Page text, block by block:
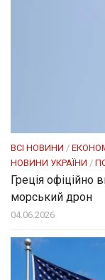
ВСІ НОВИНИ /
НОВИНИ УКРАЇНИ /
Греція офіційно
морський дрон
04.06.2026